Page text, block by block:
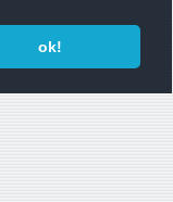
ok!